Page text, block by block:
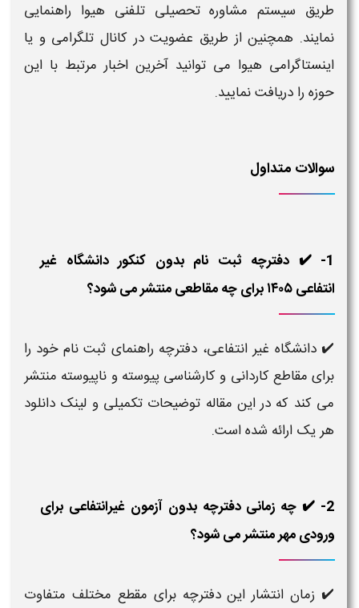
طریق سیستم مشاوره تحصیلی تلفنی هیوا راهنمایی
نمایند. همچنین از طریق عضویت در کانال تلگرامی و یا
اینستاگرامی هیوا می توانید آخرین اخبار مرتبط با این
حوزه را دریافت نمایید.
سوالات متداول
1- ✔️ دفترچه ثبت نام بدون کنکور دانشگاه غیر
انتفاعی ۱۴۰۵ برای چه مقاطعی منتشر می شود؟
✔️دانشگاه غیر انتفاعی، دفترچه راهنمای ثبت نام خود را
برای مقاطع کاردانی و کارشناسی پیوسته و ناپیوسته منتشر
می کند که در این مقاله توضیحات تکمیلی و لینک دانلود
هر یک ارائه شده است.
2- ✔️ چه زمانی دفترچه بدون آزمون غیرانتفاعی برای
ورودی مهر منتشر می شود؟
✔️ زمان انتشار این دفترچه برای مقطع مختلف متفاوت